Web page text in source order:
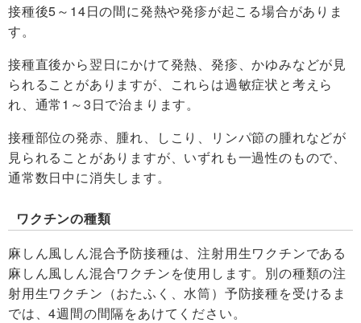
接種後5～14日の間に発熱や発疹が起こる場合がありま
す。
接種直後から翌日にかけて発熱、発疹、かゆみなどが見
られることがありますが、これらは過敏症状と考えら
れ、通常1～3日で治まります。
接種部位の発赤、腫れ、しこり、リンパ節の腫れなどが
見られることがありますが、いずれも一過性のもので、
通常数日中に消失します。
ワクチンの種類
麻しん風しん混合予防接種は、注射用生ワクチンである
麻しん風しん混合ワクチンを使用します。別の種類の注
射用生ワクチン（おたふく、水筒）予防接種を受けるま
では、4週間の間隔をあけてください。